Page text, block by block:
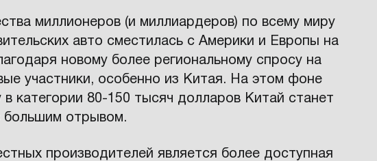
миллионеров (и миллиардеров) по всему миру
авто сместилась с Америки и Европы на
новому более региональному спросу на
участники, особенно из Китая. На этом фоне
категории 80-150 тысяч долларов Китай станет
большим отрывом.
производителей является более доступная